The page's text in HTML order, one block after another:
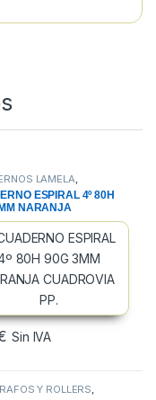
LAMELA
BLOCS Y PAPEL
ESPIRAL 4º 80H
NARANJA
PP.
Sin IVA
Y ROLLERS,